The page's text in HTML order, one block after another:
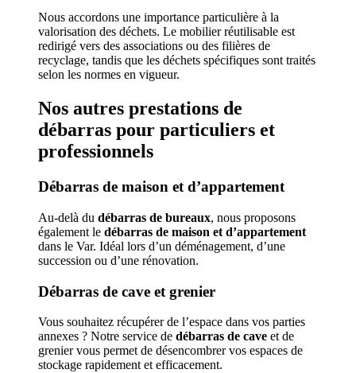
Nous accordons une importance particulière à la
valorisation des déchets. Le mobilier réutilisable est
redirigé vers des associations ou des filières de
recyclage, tandis que les déchets spécifiques sont traités
selon les normes en vigueur.
Nos autres prestations de
débarras pour particuliers et
professionnels
Débarras de maison et d’appartement
Au-delà du débarras de bureaux, nous proposons
également le débarras de maison et d’appartement
dans le Var. Idéal lors d’un déménagement, d’une
succession ou d’une rénovation.
Débarras de cave et grenier
Vous souhaitez récupérer de l’espace dans vos parties
annexes ? Notre service de débarras de cave et de
grenier vous permet de désencombrer vos espaces de
stockage rapidement et efficacement.